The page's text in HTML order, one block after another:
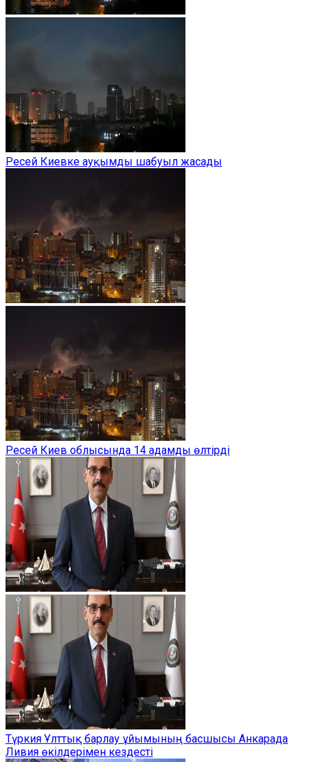
Ресей Киевке ауқымды шабуыл жасады
Ресей Киев облысында 14 адамды өлтірді
Түркия Ұлттық барлау ұйымының басшысы Анкарада
Ливия өкілдерімен кездесті